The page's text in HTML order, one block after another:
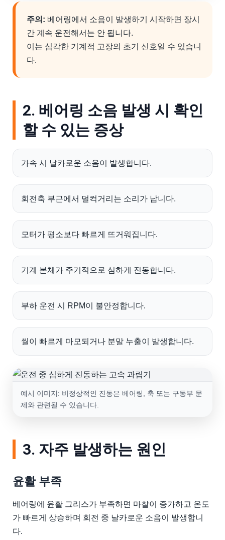
주의: 베어링에서 소음이 발생하기 시작하면 장시
간 계속 운전해서는 안 됩니다.
이는 심각한 기계적 고장의 초기 신호일 수 있습니
다.
2. 베어링 소음 발생 시 확인
할 수 있는 증상
가속 시 날카로운 소음이 발생합니다.
회전축 부근에서 덜컥거리는 소리가 납니다.
모터가 평소보다 빠르게 뜨거워집니다.
기계 본체가 주기적으로 심하게 진동합니다.
부하 운전 시 RPM이 불안정합니다.
씰이 빠르게 마모되거나 분말 누출이 발생합니다.
예시 이미지: 비정상적인 진동은 베어링, 축 또는 구동부 문
제와 관련될 수 있습니다.
3. 자주 발생하는 원인
윤활 부족
베어링에 윤활 그리스가 부족하면 마찰이 증가하고 온도
가 빠르게 상승하며 회전 중 날카로운 소음이 발생합니
다.